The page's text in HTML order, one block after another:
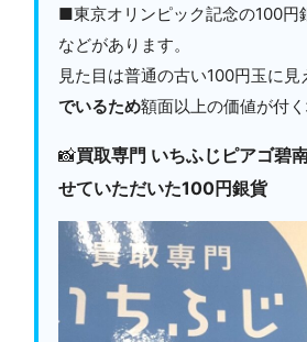
■東京オリンピック記念の100円
などがあります。
見た目は普通の古い100円玉に見
でいるため額面以上の価値が付く
📸買取専門 いちふじピアゴ碧
せていただいた100円銀貨